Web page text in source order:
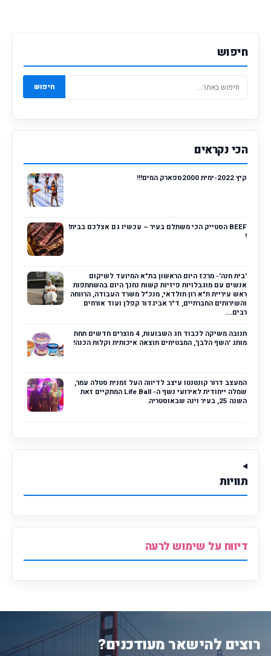
חיפוש
חיפוש
הכי נקראים
קיץ 2022-ימית 2000ספארק המים!!!
BEEF הסטייק הכי משתלם בעיר – עכשיו גם אצלכם בבית!
!
'בית חנה'- מרכז היום הראשון בת"א המיועד לשיקום
אנשים עם מוגבלויות פיזיות קשות נחנך היום בהשתתפות
ראש עיריית ת"א רון חולדאי, מנכ"ל משרד העבודה, הרווחה
והשירותים החברתיים, ד"ר אביגדור קפלן ועוד אורחים
רבים....
תנובה משיקה לכבוד חג השבועות, 4 מוצרים חדשים תחת
מותג 'השף הלבן', המבטיחים תוצאה איכותית וקלות הכנה!
המעצב דרור קונטנטו עיצב לדיווה העל זמנית סטלה עמר,
שמלה ייחודית לאירועי נשף ה- Life Ball המתקיים זאת
השנה 25, בעיר וינה שבאוסטריה.
תוויות
דיווח על שימוש לרעה
רוצים להישאר מעודכנים?